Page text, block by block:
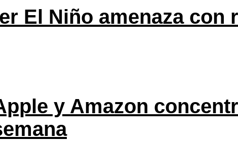
El Niño amenaza
y Amazon